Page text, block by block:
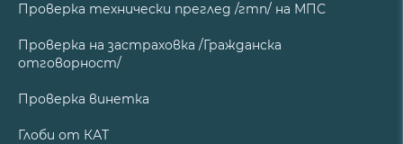
Проверка технически преглед /гтп/ на МПС
Проверка на застраховка /Гражданска
отговорност/
Проверка винетка
Глоби от КАТ